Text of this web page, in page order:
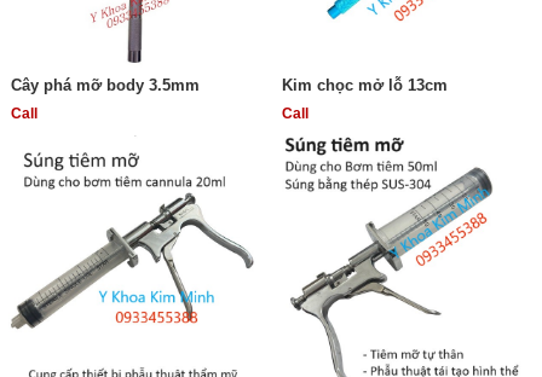
Cây phá mỡ body 3.5mm
Call
Kim chọc mở lỗ 13cm
Call